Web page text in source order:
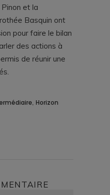
Pinon et la
Basquin ont
pour faire le bilan
des actions à
de réunir une
, Horizon